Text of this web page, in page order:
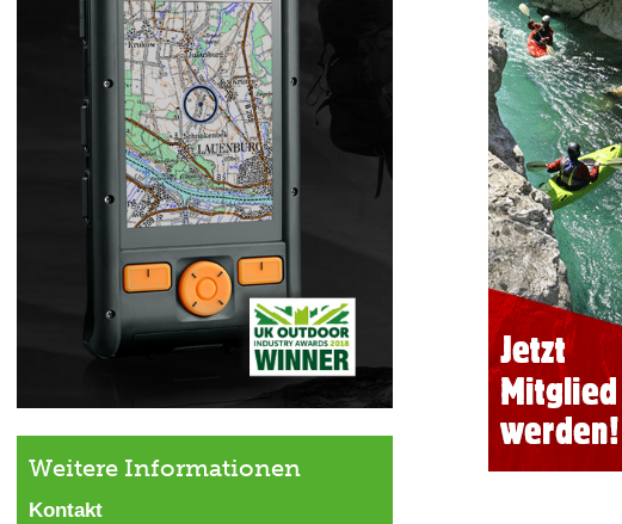
Weitere Informationen
Kontakt